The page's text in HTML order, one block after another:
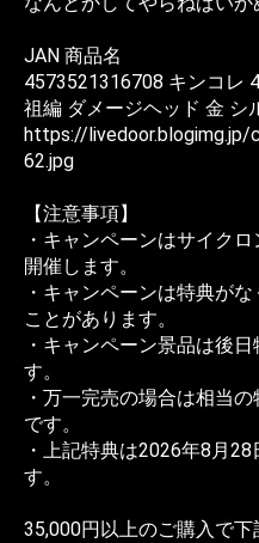
JAN 商品名
4573521316708 キンコレ
祖編 ダメージヘッド 金 シ
https://
62.jpg
【注意事項】
・キャンペーンはサイク
開催します。
・キャンペーンは特典が
ことがあります。
・キャンペーン景品は後
す。
・万一完売の場合は相当
です。
・上記特典は2026年8月
す。
35,000円以上のご購入で下